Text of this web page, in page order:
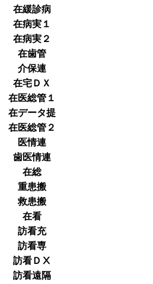
在緩診病
在病実１
在病実２
在歯管
介保連
在宅ＤＸ
在医総管１
在データ提
在医総管２
医情連
歯医情連
在総
重患搬
救患搬
在看
訪看充
訪看専
訪看ＤⅩ
訪看遠隔